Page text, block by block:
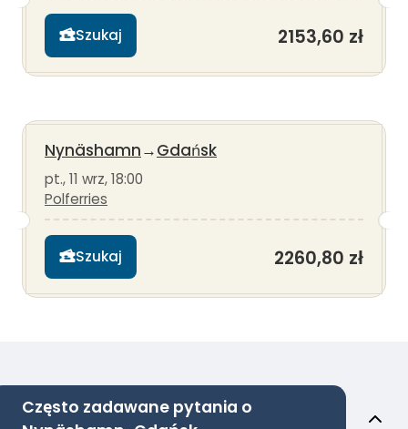
Szukaj 2153,60 zł
Nynäshamn→Gdańsk
pt., 11 wrz, 18:00
Polferries
Szukaj 2260,80 zł
Często zadawane pytania o